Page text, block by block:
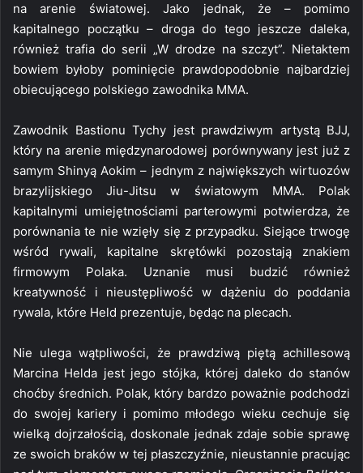
na arenie światowej. Jako jednak, że – pomimo
kapitalnego początku – droga do tego jeszcze daleka,
również trafia do serii „W drodze na szczyt”. Nietaktem
bowiem byłoby pominięcie prawdopodobnie najbardziej
obiecującego polskiego zawodnika MMA.
Zawodnik Bastionu Tychy jest prawdziwym artystą BJJ,
który na arenie międzynarodowej porównywany jest już z
samym Shinyą Aokim – jednym z największych wirtuozów
brazylijskiego Jiu-Jitsu w światowym MMA. Polak
kapitalnymi umiejętnościami parterowymi potwierdza, że
porównania te nie wzięły się z przypadku. Siejące trwogę
wśród rywali, kapitalne skrętówki pozostają znakiem
firmowym Polaka. Uznanie musi budzić również
kreatywność i nieustępliwość w dążeniu do poddania
rywala, które Held prezentuje, będąc na plecach.
Nie ulega wątpliwości, że prawdziwą piętą achillesową
Marcina Helda jest jego stójka, której daleko do stanów
choćby średnich. Polak, który bardzo poważnie podchodzi
do swojej kariery i pomimo młodego wieku cechuje się
wielką dojrzałością, doskonale jednak zdaje sobie sprawę
ze swoich braków w tej płaszczyźnie, nieustannie pracując